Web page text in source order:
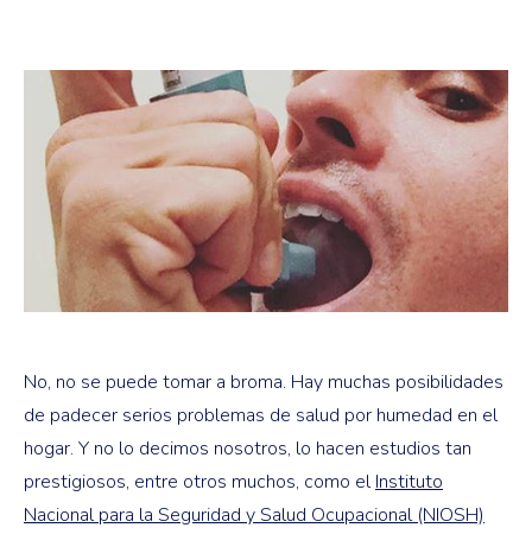
No, no se puede tomar a broma. Hay muchas posibilidades
de padecer serios problemas de salud por humedad en el
hogar. Y no lo decimos nosotros, lo hacen estudios tan
prestigiosos, entre otros muchos, como elInstituto
Nacional para la Seguridad y Salud Ocupacional (NIOSH)